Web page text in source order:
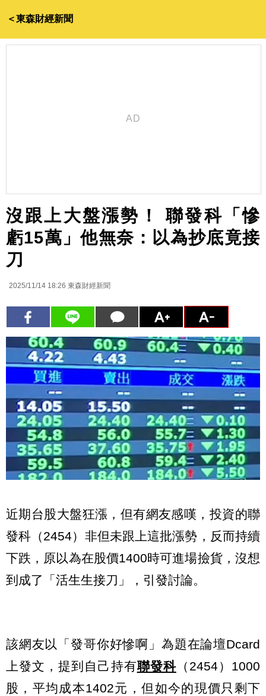
＜東森財經新聞
沒跟上大盤漲勢！ 聯發科「慘
虧15萬」他無奈：以為抄底竟接
刀
2025/11/14 18:26 東森財經新聞
近期台股大盤狂漲，但有網友感嘆，投資的聯
發科（2454）非但未跟上這批漲勢，反而持續
下跌，原以為在股價1400時可進場撿貨，沒想
到成了「活生生接刀」，引發討論。
該網友以「發哥你好慘啊」為題在論壇Dcard
上發文，提到自己持有聯發科（2454）1000
股，平均成本1402元，但如今的現價只剩下